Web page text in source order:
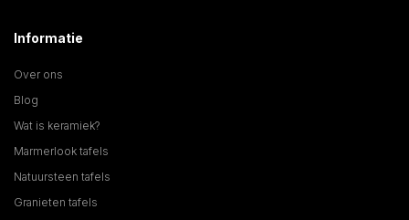
Informatie
Over ons
Blog
Wat is keramiek?
Marmerlook tafels
Natuursteen tafels
Granieten tafels